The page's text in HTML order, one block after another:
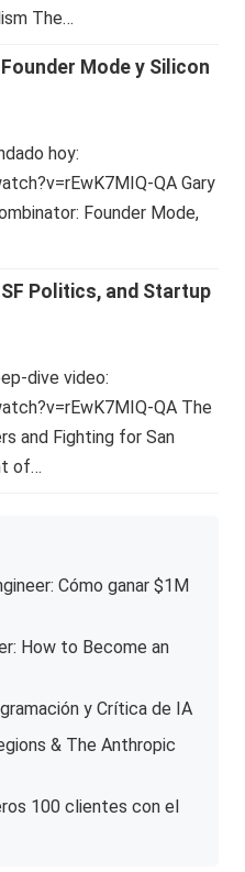
The…
Mode y Silicon
hoy:
QA Gary
Founder Mode,
Politics, and Startup
dive video:
QA The
and Fighting for San
of…
Cómo ganar $1M
How to Become an
y Crítica de IA
& The Anthropic
100 clientes con el